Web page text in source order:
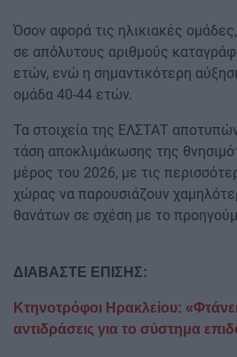
Όσον αφορά τις ηλικιακές
σε απόλυτους αριθμούς
ετών, ενώ η σημαντικότερη
ομάδα 40-44 ετών.
Τα στοιχεία της ΕΛΣΤΑΤ
τάση αποκλιμάκωσης της
μέρος του 2026, με τις
χώρας να παρουσιάζουν
θανάτων σε σχέση με το
ΔΙΑΒΑΣΤΕ ΕΠΙΣΗΣ:
Κτηνοτρόφοι Ηρακλείου:
αντιδράσεις για το σύστημα